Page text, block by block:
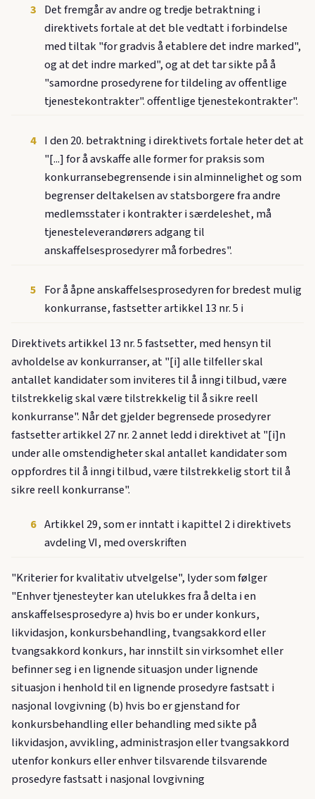
3 Det fremgår av andre og tredje betraktning i
direktivets fortale at det ble vedtatt i forbindelse
med tiltak "for gradvis å etablere det indre marked",
og at det indre marked", og at det tar sikte på å
"samordne prosedyrene for tildeling av offentlige
tjenestekontrakter". offentlige tjenestekontrakter".
4 I den 20. betraktning i direktivets fortale heter det at
"[...] for å avskaffe alle former for praksis som
konkurransebegrensende i sin alminnelighet og som
begrenser deltakelsen av statsborgere fra andre
medlemsstater i kontrakter i særdeleshet, må
tjenesteleverandørers adgang til
anskaffelsesprosedyrer må forbedres".
5 For å åpne anskaffelsesprosedyren for bredest mulig
konkurranse, fastsetter artikkel 13 nr. 5 i
Direktivets artikkel 13 nr. 5 fastsetter, med hensyn til
avholdelse av konkurranser, at "[i] alle tilfeller skal
antallet kandidater som inviteres til å inngi tilbud, være
tilstrekkelig skal være tilstrekkelig til å sikre reell
konkurranse". Når det gjelder begrensede prosedyrer
fastsetter artikkel 27 nr. 2 annet ledd i direktivet at "[i]n
under alle omstendigheter skal antallet kandidater som
oppfordres til å inngi tilbud, være tilstrekkelig stort til å
sikre reell konkurranse".
6 Artikkel 29, som er inntatt i kapittel 2 i direktivets
avdeling VI, med overskriften
"Kriterier for kvalitativ utvelgelse", lyder som følger
"Enhver tjenesteyter kan utelukkes fra å delta i en
anskaffelsesprosedyre a) hvis bo er under konkurs,
likvidasjon, konkursbehandling, tvangsakkord eller
tvangsakkord konkurs, har innstilt sin virksomhet eller
befinner seg i en lignende situasjon under lignende
situasjon i henhold til en lignende prosedyre fastsatt i
nasjonal lovgivning (b) hvis bo er gjenstand for
konkursbehandling eller behandling med sikte på
likvidasjon, avvikling, administrasjon eller tvangsakkord
utenfor konkurs eller enhver tilsvarende tilsvarende
prosedyre fastsatt i nasjonal lovgivning